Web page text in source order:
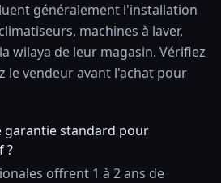
généralement l'installation
machines à laver,
wilaya de leur magasin. Vérifiez
le vendeur avant l'achat pour
garantie standard pour
?
offrent 1 à 2 ans de